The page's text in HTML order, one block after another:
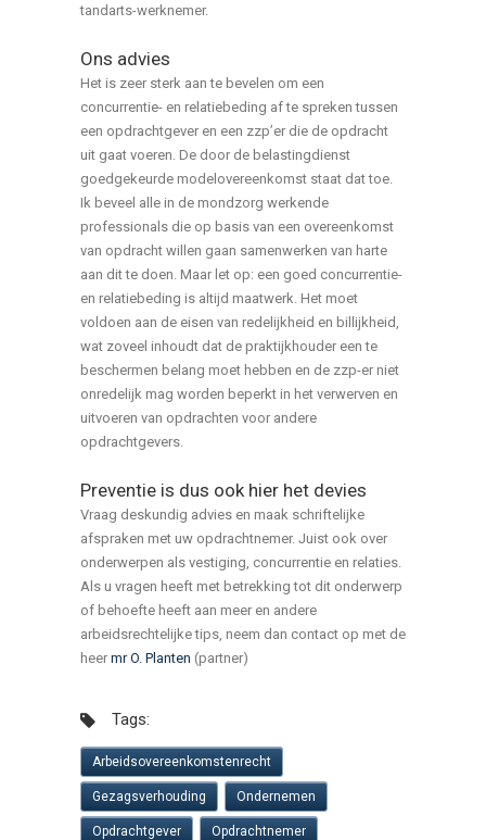
tandarts-werknemer.
Ons advies
Het is zeer sterk aan te bevelen om een
concurrentie- en relatiebeding af te spreken tussen
een opdrachtgever en een zzp’er die de opdracht
uit gaat voeren. De door de belastingdienst
goedgekeurde modelovereenkomst staat dat toe.
Ik beveel alle in de mondzorg werkende
professionals die op basis van een overeenkomst
van opdracht willen gaan samenwerken van harte
aan dit te doen. Maar let op: een goed concurrentie-
en relatiebeding is altijd maatwerk. Het moet
voldoen aan de eisen van redelijkheid en billijkheid,
wat zoveel inhoudt dat de praktijkhouder een te
beschermen belang moet hebben en de zzp-er niet
onredelijk mag worden beperkt in het verwerven en
uitvoeren van opdrachten voor andere
opdrachtgevers.
Preventie is dus ook hier het devies
Vraag deskundig advies en maak schriftelijke
afspraken met uw opdrachtnemer. Juist ook over
onderwerpen als vestiging, concurrentie en relaties.
Als u vragen heeft met betrekking tot dit onderwerp
of behoefte heeft aan meer en andere
arbeidsrechtelijke tips, neem dan contact op met de
heer mr O. Planten (partner)
Tags:
Arbeidsovereenkomstenrecht
Gezagsverhouding Ondernemen
Opdrachtgever Opdrachtnemer